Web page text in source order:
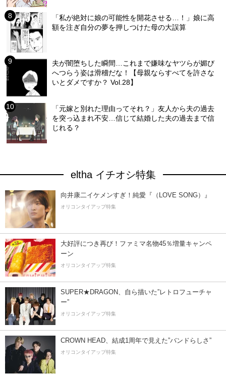
「私が絶対に娘の可能性を開花させる…！」娘に高
額を注ぎ自分の夢を押しつけた母の大誤算
夫が闇堕ちした瞬間…これまで嫌味なヤツらが媚び
へつらう姿は滑稽だな！【母親ならすべてを許さな
いとダメですか？ Vol.28】
「元嫁と別れた理由ってそれ？」友人から夫の過去
を突っ込まれ不安…信じて結婚した夫の過去まで信
じれる？
eltha イチオシ特集
向井康二イケメンすぎ！純愛『（LOVE SONG）』
オリコンタイアップ特集
大好評につき再び！ファミマ名物45％増量キャンペ
ーン
オリコンタイアップ特集
SUPER★DRAGON、自ら描いた”レトロフューチャ
ー”
オリコンタイアップ特集
CROWN HEAD、結成1周年で見えた”バンドらしさ”
オリコンタイアップ特集